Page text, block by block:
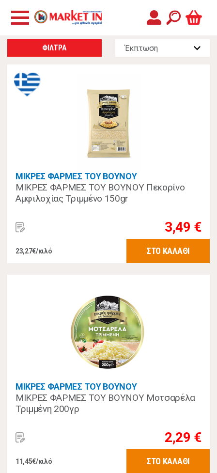
ΦΙΛΤΡΑ
ΜΙΚΡΕΣ ΦΑΡΜΕΣ ΤΟΥ ΒΟΥΝΟΥ
ΜΙΚΡΕΣ ΦΑΡΜΕΣ ΤΟΥ ΒΟΥΝΟΥ Πεκορίνο
Αμφιλοχίας Τριμμένο 150gr
3,49 €
23,27€/κιλό ΣΤΟ ΚΑΛΑΘΙ
ΜΙΚΡΕΣ ΦΑΡΜΕΣ ΤΟΥ ΒΟΥΝΟΥ
ΜΙΚΡΕΣ ΦΑΡΜΕΣ ΤΟΥ ΒΟΥΝΟΥ Μοτσαρέλα
Τριμμένη 200γρ
2,29 €
11,45€/κιλό ΣΤΟ ΚΑΛΑΘΙ